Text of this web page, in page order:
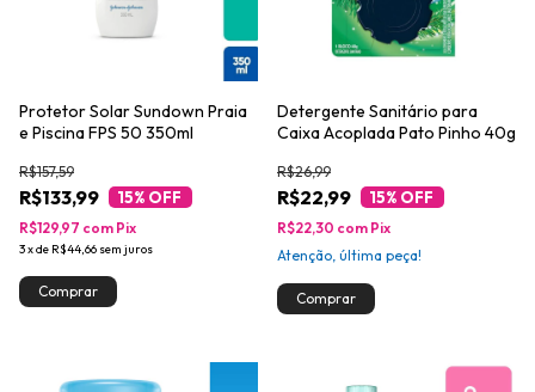
Protetor Solar Sundown Praia
e Piscina FPS 50 350ml
R$133,99
R$157,59
15% OFF
3xde R$44,66 sem juros
R$129,97 com Pix
Detergente Sanitário para
Caixa Acoplada Pato Pinho 40g
R$22,99
R$26,99
15% OFF
R$22,30 com Pix
Atenção, última peça!